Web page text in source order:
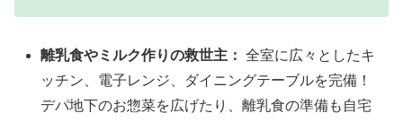
離乳食やミルク作りの救世主： 全室に広々としたキ
ッチン、電子レンジ、ダイニングテーブルを完備！
デパ地下のお惣菜を広げたり、離乳食の準備も自宅